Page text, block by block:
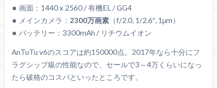
画面：1440 x 2560 / 有機EL / GG4
メインカメラ： 2300万画素 （f/2.0, 1/2.6″, 1µm）
バッテリー：3300mAh / リチウムイオン
AnTuTu v6のスコアは約150000点。2017年なら十分にフ
ラグシップ級の性能なので、セールで3～4万くらいになっ
たら破格のコスパといったところです。